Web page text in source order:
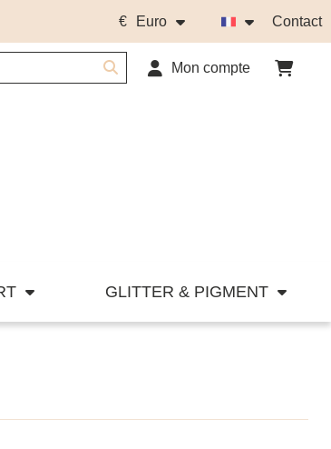
€ Euro Contact
Mon compte
GLITTER & PIGMENT